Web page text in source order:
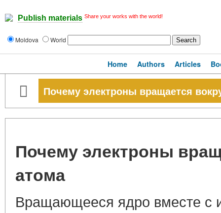
Publish materials Share your works with the world!
Moldova World
Home Authors Articles
Почему электроны вращается
Почему электроны
атома
Вращающееся ядро вместе с